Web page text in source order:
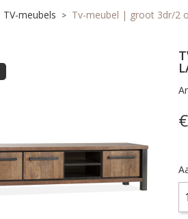
TV-meubels Tv-meubel | groot 3dr/2